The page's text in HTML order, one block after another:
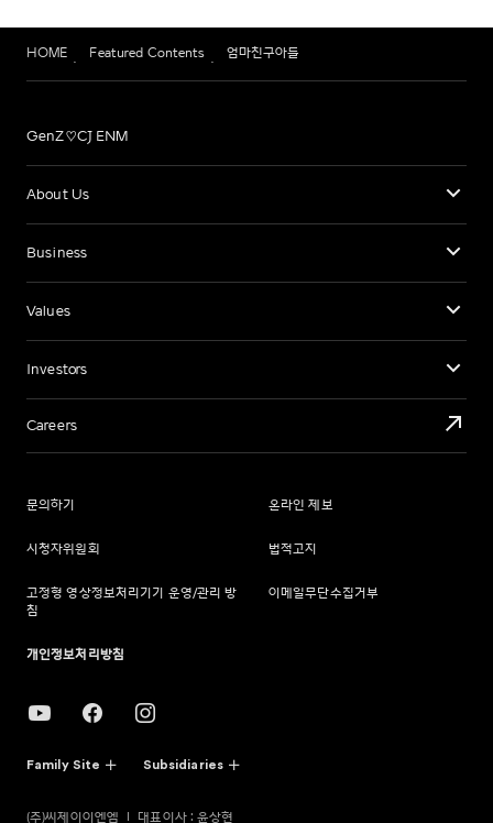
HOME Featured Contents 엄마친구아들
GenZ♡CJ ENM
About Us
Business
Values
Investors
Careers
문의하기 온라인 제보
시청자위원회 법적고지
고정형 영상정보처리기기 운영/관리 방
침
이메일무단수집거부
개인정보처리방침
Family Site Subsidiaries
(주)씨제이이엔엠 대표이사 : 윤상현